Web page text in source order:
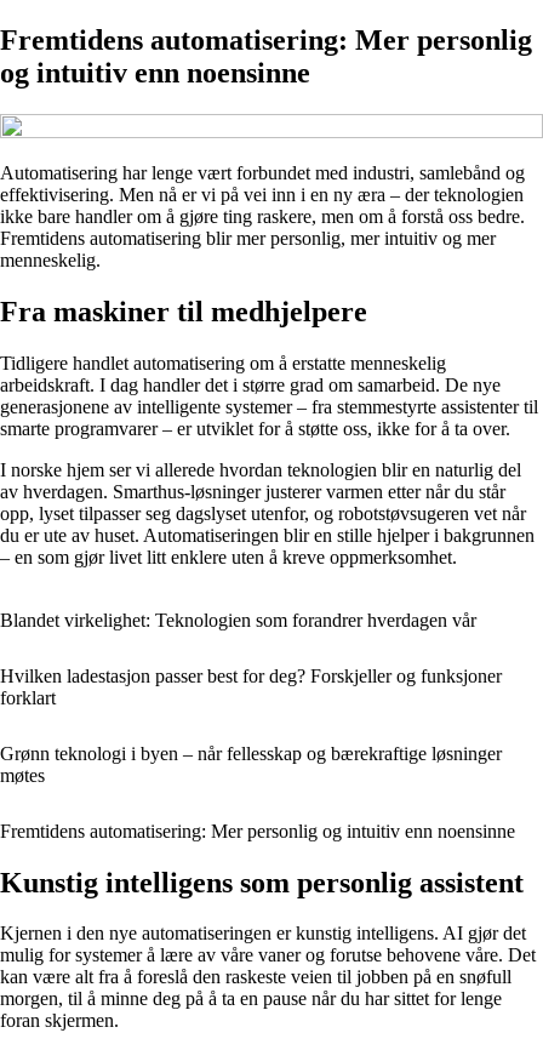
Fremtidens automatisering: Mer personlig
og intuitiv enn noensinne
Automatisering har lenge vært forbundet med industri, samlebånd og
effektivisering. Men nå er vi på vei inn i en ny æra – der teknologien
ikke bare handler om å gjøre ting raskere, men om å forstå oss bedre.
Fremtidens automatisering blir mer personlig, mer intuitiv og mer
menneskelig.
Fra maskiner til medhjelpere
Tidligere handlet automatisering om å erstatte menneskelig
arbeidskraft. I dag handler det i større grad om samarbeid. De nye
generasjonene av intelligente systemer – fra stemmestyrte assistenter til
smarte programvarer – er utviklet for å støtte oss, ikke for å ta over.
I norske hjem ser vi allerede hvordan teknologien blir en naturlig del
av hverdagen. Smarthus-løsninger justerer varmen etter når du står
opp, lyset tilpasser seg dagslyset utenfor, og robotstøvsugeren vet når
du er ute av huset. Automatiseringen blir en stille hjelper i bakgrunnen
– en som gjør livet litt enklere uten å kreve oppmerksomhet.
Blandet virkelighet: Teknologien som forandrer hverdagen vår
Hvilken ladestasjon passer best for deg? Forskjeller og funksjoner
forklart
Grønn teknologi i byen – når fellesskap og bærekraftige løsninger
møtes
Fremtidens automatisering: Mer personlig og intuitiv enn noensinne
Kunstig intelligens som personlig assistent
Kjernen i den nye automatiseringen er kunstig intelligens. AI gjør det
mulig for systemer å lære av våre vaner og forutse behovene våre. Det
kan være alt fra å foreslå den raskeste veien til jobben på en snøfull
morgen, til å minne deg på å ta en pause når du har sittet for lenge
foran skjermen.